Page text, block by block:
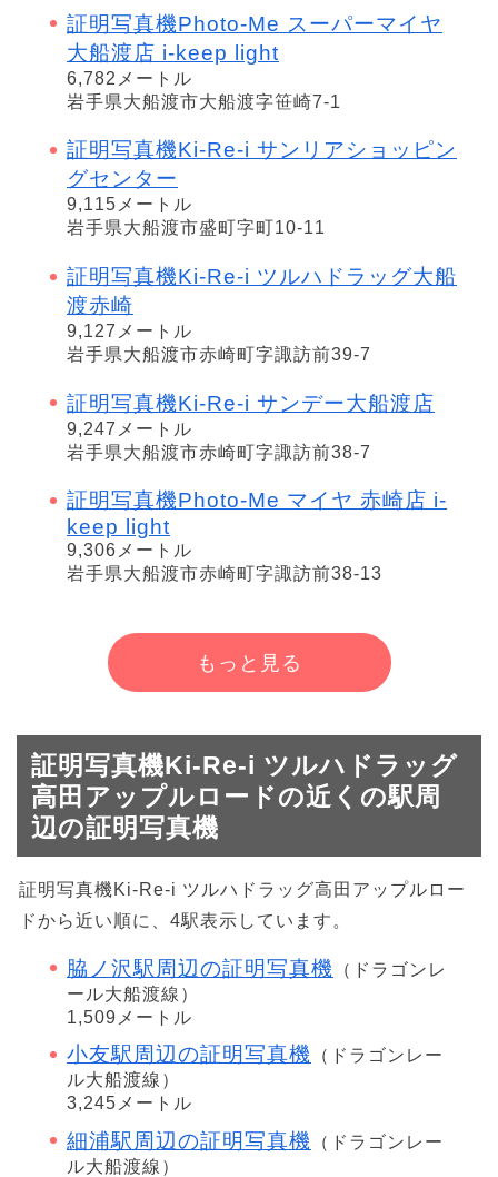
証明写真機Photo-Me スーパーマイヤ
大船渡店 i-keep light
6,782メートル
岩手県大船渡市大船渡字笹崎7-1
証明写真機Ki-Re-i サンリアショッピン
グセンター
9,115メートル
岩手県大船渡市盛町字町10-11
証明写真機Ki-Re-i ツルハドラッグ大船
渡赤崎
9,127メートル
岩手県大船渡市赤崎町字諏訪前39-7
証明写真機Ki-Re-i サンデー大船渡店
9,247メートル
岩手県大船渡市赤崎町字諏訪前38-7
証明写真機Photo-Me マイヤ 赤崎店 i-
keep light
9,306メートル
岩手県大船渡市赤崎町字諏訪前38-13
もっと見る
証明写真機Ki-Re-i ツルハドラッグ
高田アップルロードの近くの駅周
辺の証明写真機
証明写真機Ki-Re-i ツルハドラッグ高田アップルロー
ドから近い順に、4駅表示しています。
脇ノ沢駅周辺の証明写真機
（ドラゴンレ
ール大船渡線）
1,509メートル
小友駅周辺の証明写真機
（ドラゴンレー
ル大船渡線）
3,245メートル
細浦駅周辺の証明写真機
（ドラゴンレー
ル大船渡線）